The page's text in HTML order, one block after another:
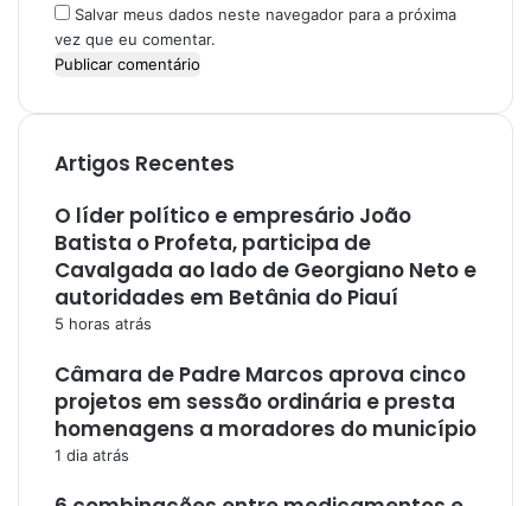
Salvar meus dados neste navegador para a próxima
vez que eu comentar.
Artigos Recentes
O líder político e empresário João
Batista o Profeta, participa de
Cavalgada ao lado de Georgiano Neto e
autoridades em Betânia do Piauí
5 horas atrás
Câmara de Padre Marcos aprova cinco
projetos em sessão ordinária e presta
homenagens a moradores do município
1 dia atrás